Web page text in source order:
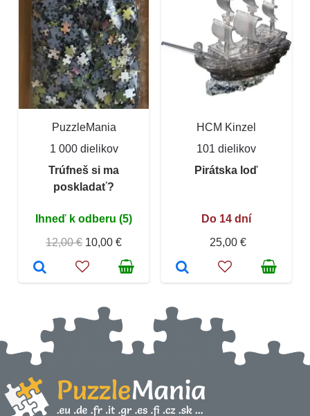
PuzzleMania
1 000 dielikov
Trúfneš si ma
poskladať?
Ihneď k odberu (5)
12,00 € 10,00 €
HCM Kinzel
101 dielikov
Pirátska loď
Do 14 dní
25,00 €